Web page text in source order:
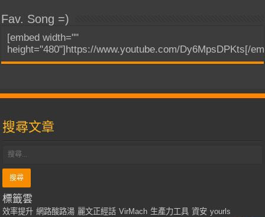
Fav. Song =)
[embed width=""
height="480"]https://www.youtube.com/Dy6MpsDPKts[/
搜尋文章
標籤雲
效率提升 網路酸路湯 麗文正經話 VirMach 生產力工具 資安 yourls